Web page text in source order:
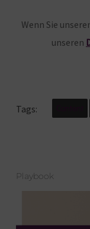
Wenn Sie
unseren
Tags:
Playbook